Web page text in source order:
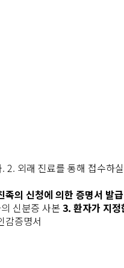
2. 외래 진료를 통해 접수하
족의 신청에 의한 증명서 발
신분증 사본 3. 환자가 지정
감증명서